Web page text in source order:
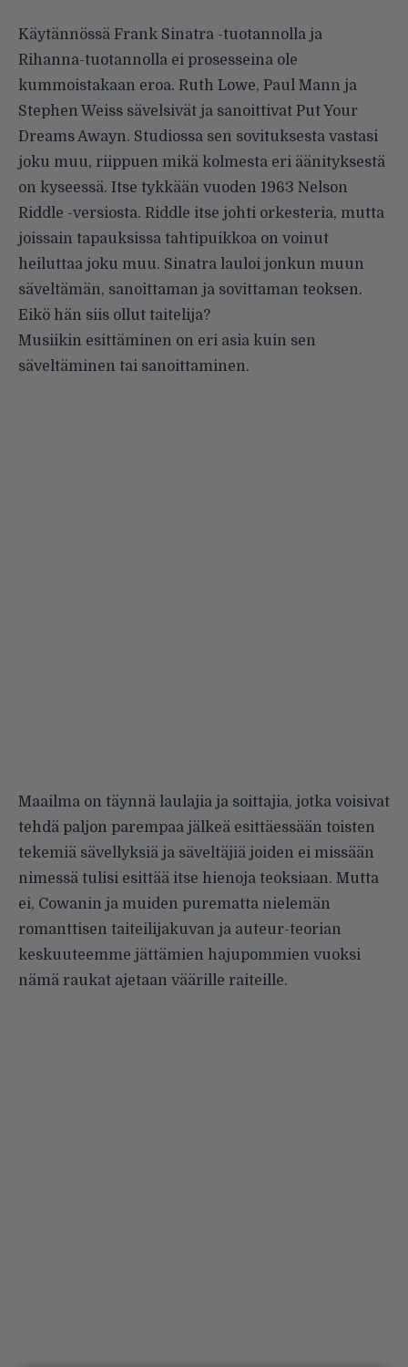
Käytännössä Frank Sinatra -tuotannolla ja
Rihanna-tuotannolla ei prosesseina ole
kummoistakaan eroa. Ruth Lowe, Paul Mann ja
Stephen Weiss sävelsivät ja sanoittivat Put Your
Dreams Awayn. Studiossa sen sovituksesta vastasi
joku muu, riippuen mikä kolmesta eri äänityksestä
on kyseessä. Itse tykkään vuoden 1963 Nelson
Riddle -versiosta. Riddle itse johti orkesteria, mutta
joissain tapauksissa tahtipuikkoa on voinut
heiluttaa joku muu. Sinatra lauloi jonkun muun
säveltämän, sanoittaman ja sovittaman teoksen.
Eikö hän siis ollut taitelija?
Musiikin esittäminen on eri asia kuin sen
säveltäminen tai sanoittaminen.
Maailma on täynnä laulajia ja soittajia, jotka voisivat
tehdä paljon parempaa jälkeä esittäessään toisten
tekemiä sävellyksiä ja säveltäjiä joiden ei missään
nimessä tulisi esittää itse hienoja teoksiaan. Mutta
ei, Cowanin ja muiden purematta nielemän
romanttisen taiteilijakuvan ja auteur-teorian
keskuuteemme jättämien hajupommien vuoksi
nämä raukat ajetaan väärille raiteille.